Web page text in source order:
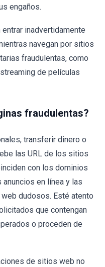
engaños.
inadvertidamente
navegan por sitios
fraudulentas, como
de películas
fraudulentas?
transferir dinero o
las URL de los sitios
con los dominios
en línea y las
dudosos. Esté atento
que contengan
o proceden de
de sitios web no